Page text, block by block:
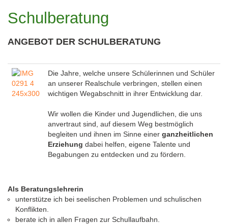
Schulberatung
ANGEBOT DER SCHULBERATUNG
Die Jahre, welche unsere Schülerinnen und Schüler
an unserer Realschule verbringen, stellen einen
wichtigen Wegabschnitt in ihrer Entwicklung dar.
Wir wollen die Kinder und Jugendlichen, die uns
anvertraut sind, auf diesem Weg bestmöglich
begleiten und ihnen im Sinne einer ganzheitlichen
Erziehung dabei helfen, eigene Talente und
Begabungen zu entdecken und zu fördern.
Als Beratungslehrerin
unterstütze ich bei seelischen Problemen und schulischen
Konflikten.
berate ich in allen Fragen zur Schullaufbahn.